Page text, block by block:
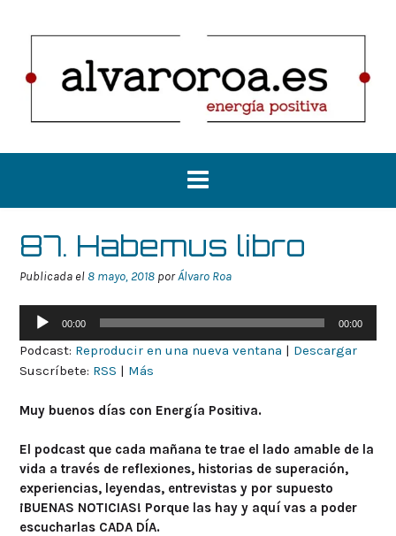
87. Habemus libro
Publicada el 8 mayo, 2018 porÁlvaro Roa
Reproductor
audio
00:00 00:00
Podcast: Reproducir en una nueva ventana | Descargar
Suscríbete: RSS | Más
Muy buenos días con Energía Positiva.
El podcast que cada mañana te trae el lado amable de la
vida a través de reflexiones, historias de superación,
experiencias, leyendas, entrevistas y por supuesto
¡BUENAS NOTICIAS! Porque las hay y aquí vas a poder
escucharlas CADA DÍA.